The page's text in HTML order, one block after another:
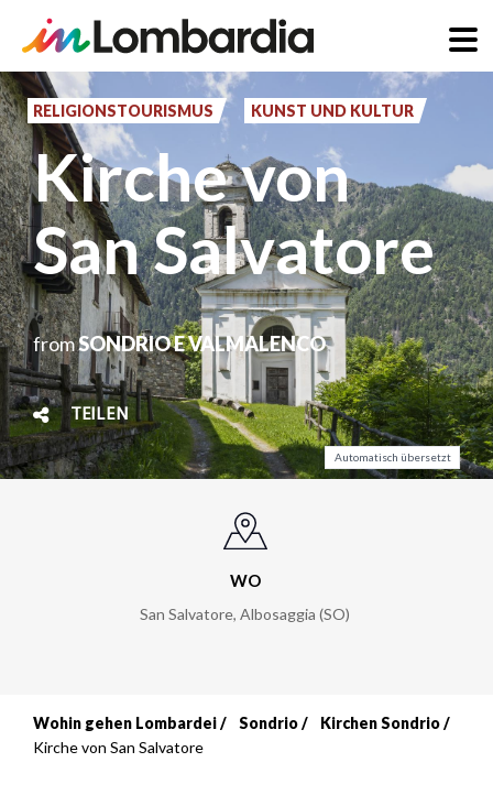
Direkt
zum
Inhalt
RELIGIONSTOURISMUS KUNST UND KULTUR
Kirche von
San Salvatore
fromSONDRIO E VALMALENCO
TEILEN
Automatisch übersetzt
WO
San Salvatore, Albosaggia (SO)
Breadcrumb
Wohin gehen Lombardei Sondrio
Kirchen Sondrio
Kirche von San Salvatore